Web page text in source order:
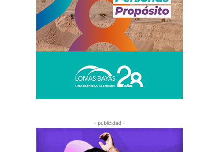
- publicidad -